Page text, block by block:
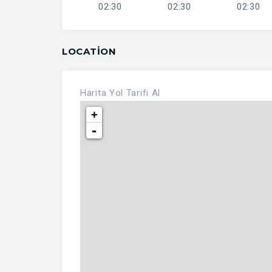
02:30
02:30
02:30
LOCATION
Harita Yol Tarifi Al
+
-